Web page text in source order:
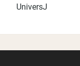
UniversJ